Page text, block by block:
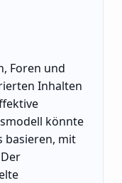
Foren und
Inhalten
könnte
basieren, mit